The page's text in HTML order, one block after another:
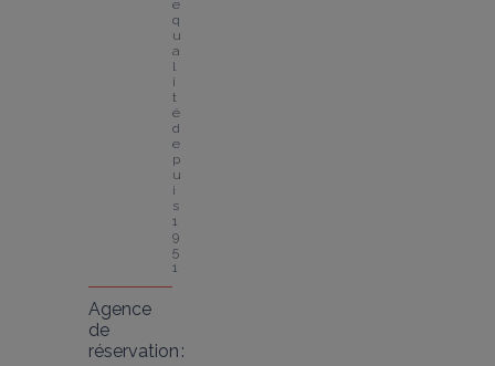
e
q
u
a
l
i
t
é
d
e
p
u
i
s
1
9
5
1
Agence
de
réservation :